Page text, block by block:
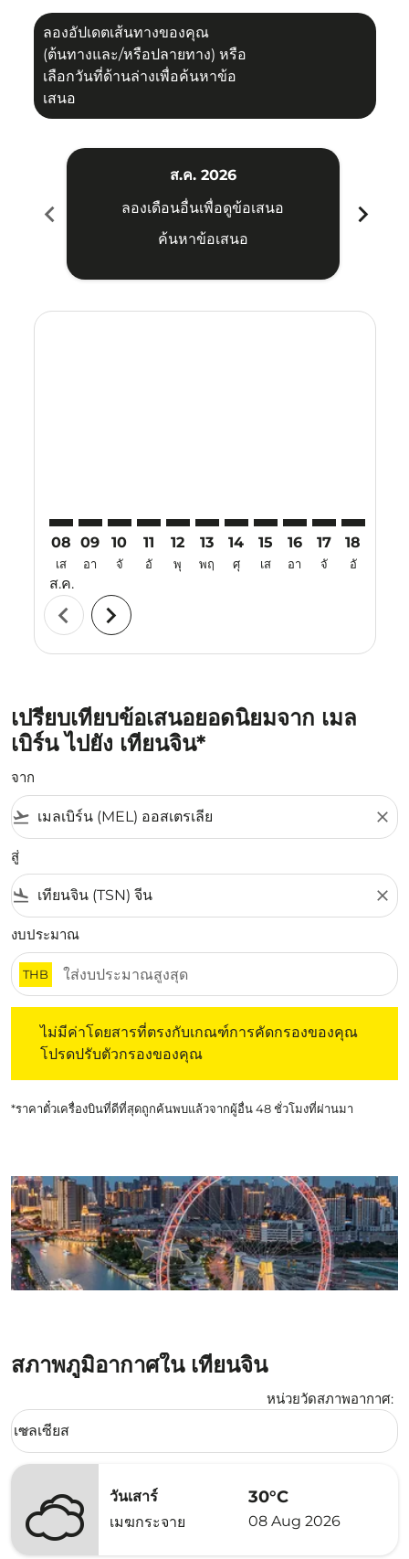
ลองอัปเดตเส้นทางของคุณ
(ต้นทางและ/หรือปลายทาง) หรือ
เลือกวันที่ด้านล่างเพื่อค้นหาข้อ
เสนอ
chevron_left
ส.ค. 2026
ลองเดือนอื่นเพื่อดูข้อเสนอ
ค้นหาข้อเสนอ
chevron_right
08
เส
ส.ค.
09
อา
10
จั
11
อั
12
พุ
13
พฤ
14
ศุ
15
เส
16
อา
17
จั
18
อั
chevron_left chevron_right
เปรียบเทียบข้อเสนอยอดนิยมจาก เมล
เบิร์น ไปยัง เทียนจิน*
จาก
flight_takeoff close
สู่
flight_land close
งบประมาณ
THB
ไม่มีค่าโดยสารที่ตรงกับเกณฑ์การคัดกรองของคุณ
โปรดปรับตัวกรองของคุณ
*ราคาตั๋วเครื่องบินที่ดีที่สุดถูกค้นพบแล้วจากผู้อื่น 48 ชั่วโมงที่ผ่านมา
สภาพภูมิอากาศใน เทียนจิน
หน่วยวัดสภาพอากาศ:
Weather unit option เซลเซียส Selected
เซลเซียส
keyboard_arrow_down
วันเสาร์
เมฆกระจาย
30°C
08 Aug 2026